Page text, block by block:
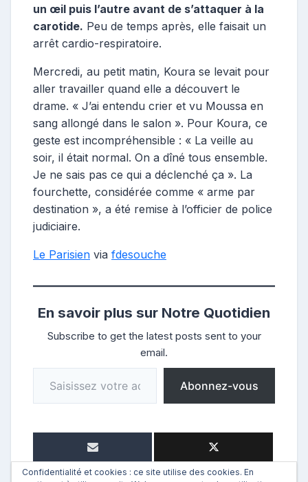
un œil puis l’autre avant de s’attaquer à la
carotide. Peu de temps après, elle faisait un
arrêt cardio-respiratoire.
Mercredi, au petit matin, Koura se levait pour
aller travailler quand elle a découvert le
drame. « J’ai entendu crier et vu Moussa en
sang allongé dans le salon ». Pour Koura, ce
geste est incompréhensible : « La veille au
soir, il était normal. On a dîné tous ensemble.
Je ne sais pas ce qui a déclenché ça ». La
fourchette, considérée comme « arme par
destination », a été remise à l’officier de police
judiciaire.
Le Parisien via fdesouche
En savoir plus sur Notre Quotidien
Subscribe to get the latest posts sent to your
email.
Saisissez votre adresse e-mail…
Abonnez-vous
Confidentialité et cookies : ce site utilise des cookies. En